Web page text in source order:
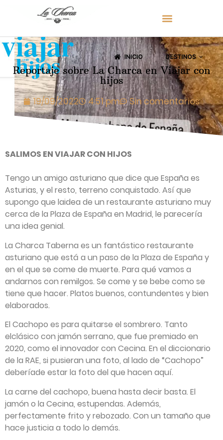
Reportaje sobre La Charca en Viajar con
hijos
19/09/2022 4:51 pm Sin comentarios
SALIMOS EN VIAJAR CON HIJOS
Tengo un amigo asturiano que dice que España es
Asturias, y el resto, terreno conquistado. Así que
supongo que laidea de un restaurante asturiano muy
cerca de la Plaza de España en Madrid, le parecería
una idea genial.
La Charca Taberna es un fantástico restaurante
asturiano que está a un paso de la Plaza de España y
en el que se come de muerte. Para qué vamos a
andarnos con remilgos. Se come y se bebe como se
tiene que hacer. Platos buenos, contundentes y bien
elaborados.
El Cachopo es para quitarse el sombrero. Tanto
elclásico con jamón serrano, que fue premiado en
2020, como el innovador con Cecina. En el diccionario
de la RAE, si pusieran una foto, al lado de “Cachopo”
deberíade estar la foto del que hacen aquí.
La carne del cachopo, buena hasta decir basta. El
jamón o la Cecina, estupendas. Además,
perfectamente frito y rebozado. Con un tamaño que
hace justicia a todo lo demás.